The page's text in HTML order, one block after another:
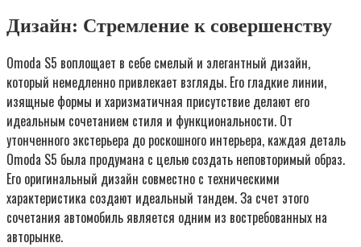
Дизайн: Стремление к совершенству
Omoda S5 воплощает в себе смелый и элегантный дизайн,
который немедленно привлекает взгляды. Его гладкие линии,
изящные формы и харизматичная присутствие делают его
идеальным сочетанием стиля и функциональности. От
утонченного экстерьера до роскошного интерьера, каждая деталь
Omoda S5 была продумана с целью создать неповторимый образ.
Его оригинальный дизайн совместно с техническими
характеристика создают идеальный тандем. За счет этого
сочетания автомобиль является одним из востребованных на
авторынке.